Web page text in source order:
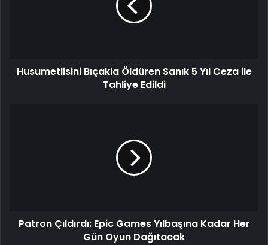
Husumetlisini Bıçakla Öldüren Sanık 5 Yıl Ceza ile
Tahliye Edildi
Patron Çıldırdı: Epic Games Yılbaşına Kadar Her
Gün Oyun Dağıtacak